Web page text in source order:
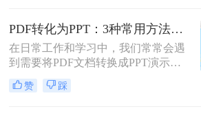
而，当这些静态内容需要被进一步编
辑或在公共场合展示时，将其转换为
PPT格式成为了一种常见的需求。那
么PDF如何转为PPT呢？本文将详细
介绍三种将PDF转换为PPT的方法，
帮助您根据自己的实际需求选择最合
PDF转化为PPT：3种常用方法在不同PPT版本下的兼容性！
在日常工作和学习中，我们常常会遇
到需要将PDF文档转换成PPT演示文
稿的情况。无论是为了更好地展示信
息，还是为了方便编辑，掌握如何进
赞 踩